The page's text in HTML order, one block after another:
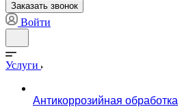
Заказать звонок
Войти
Услуги
Антикоррозийная обработка